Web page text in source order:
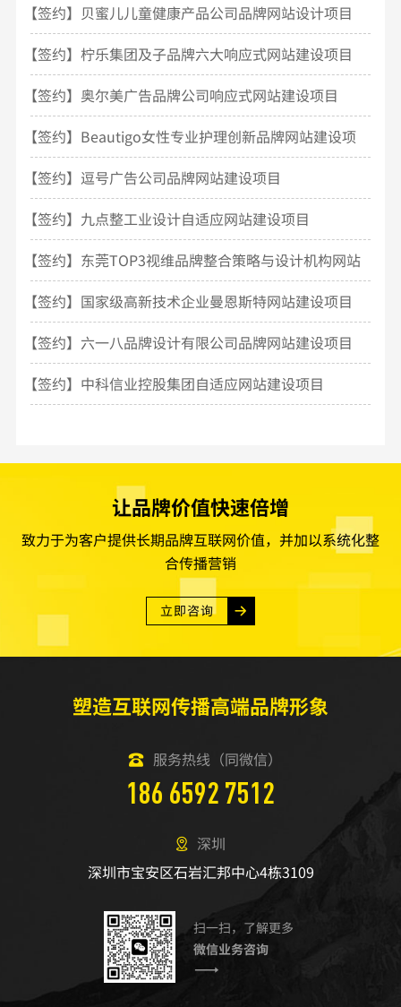
【签约】贝蜜儿儿童健康产品公司品牌网站设计项目
开发
【签约】柠乐集团及子品牌六大响应式网站建设项目
【签约】奥尔美广告品牌公司响应式网站建设项目
【签约】Beautigo女性专业护理创新品牌网站建设项
目
【签约】逗号广告公司品牌网站建设项目
【签约】九点整工业设计自适应网站建设项目
【签约】东莞TOP3视维品牌整合策略与设计机构网站
建设
【签约】国家级高新技术企业曼恩斯特网站建设项目
【签约】六一八品牌设计有限公司品牌网站建设项目
【签约】中科信业控股集团自适应网站建设项目
让品牌价值快速倍增
致力于为客户提供长期品牌互联网价值，并加以系统化整
合传播营销
立即咨询
塑造互联网传播高端品牌形象
服务热线（同微信）
186 6592 7512
深圳
深圳市宝安区石岩汇邦中心4栋3109
扫一扫，了解更多
微信业务咨询